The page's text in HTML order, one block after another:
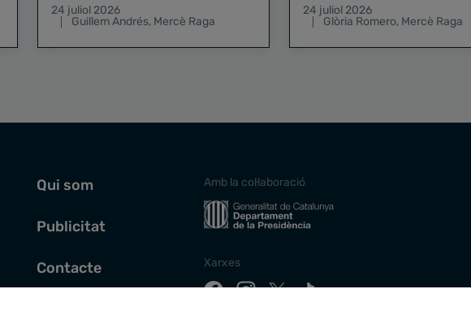
24 juliol 2026
Guillem Andrés, Mercè Raga
24 juliol 2026
Glòria Romero, Mercè Raga
Qui som
Publicitat
Contacte
Amb la col·laboració
Xarxes